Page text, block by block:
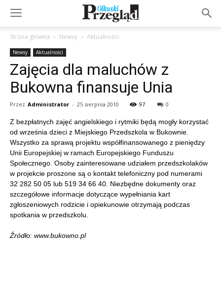
Strona główna Newsy Aktualności
Newsy Aktualności
Zajęcia dla maluchów z
Bukowna finansuje Unia
Przez Administrator - 25 sierpnia 2010 97 0
Z bezpłatnych zajęć angielskiego i rytmiki będą mogły korzystać
od września dzieci z Miejskiego Przedszkola w Bukownie.
Wszystko za sprawą projektu współfinansowanego z pieniędzy
Unii Europejskiej w ramach Europejskiego Funduszu
Społecznego. Osoby zainteresowane udziałem przedszkolaków
w projekcie proszone są o kontakt telefoniczny pod numerami
32 282 50 05 lub 519 34 66 40. Niezbędne dokumenty oraz
szczegółowe informacje dotyczące wypełniania kart
zgłoszeniowych rodzicie i opiekunowie otrzymają podczas
spotkania w przedszkolu.
Źródło: www.bukowno.pl